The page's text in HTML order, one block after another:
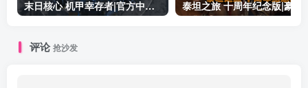
末日核心 机甲幸存者|官方中文|Build.19601158|解压即撸|
评论抢沙发